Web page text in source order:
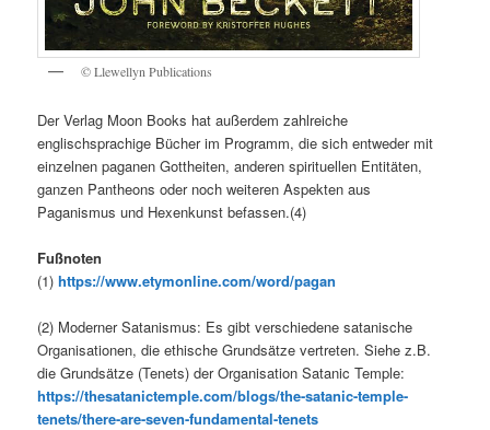
© Llewellyn Publications
Der Verlag Moon Books hat außerdem zahlreiche
englischsprachige Bücher im Programm, die sich entweder mit
einzelnen paganen Gottheiten, anderen spirituellen Entitäten,
ganzen Pantheons oder noch weiteren Aspekten aus
Paganismus und Hexenkunst befassen.(4)
Fußnoten
(1)https://www.etymonline.com/word/pagan
(2) Moderner Satanismus: Es gibt verschiedene satanische
Organisationen, die ethische Grundsätze vertreten. Siehe z.B.
die Grundsätze (Tenets) der Organisation Satanic Temple:
https://thesatanictemple.com/blogs/the-satanic-temple-
tenets/there-are-seven-fundamental-tenets